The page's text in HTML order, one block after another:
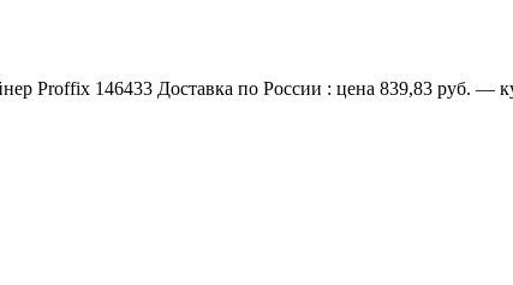
Proffix 146433 Доставка по России : цена 839,83 руб. —